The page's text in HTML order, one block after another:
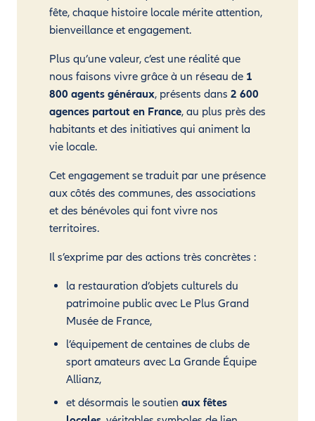
fête, chaque histoire locale mérite attention,
bienveillance et engagement.
Plus qu’une valeur, c’est une réalité que
nous faisons vivre grâce à un réseau de 1
800 agents généraux, présents dans 2 600
agences partout en France, au plus près des
habitants et des initiatives qui animent la
vie locale.
Cet engagement se traduit par une présence
aux côtés des communes, des associations
et des bénévoles qui font vivre nos
territoires.
Il s’exprime par des actions très concrètes :
la restauration d’objets culturels du
patrimoine public avec Le Plus Grand
Musée de France,
l’équipement de centaines de clubs de
sport amateurs avec La Grande Équipe
Allianz,
et désormais le soutien aux fêtes